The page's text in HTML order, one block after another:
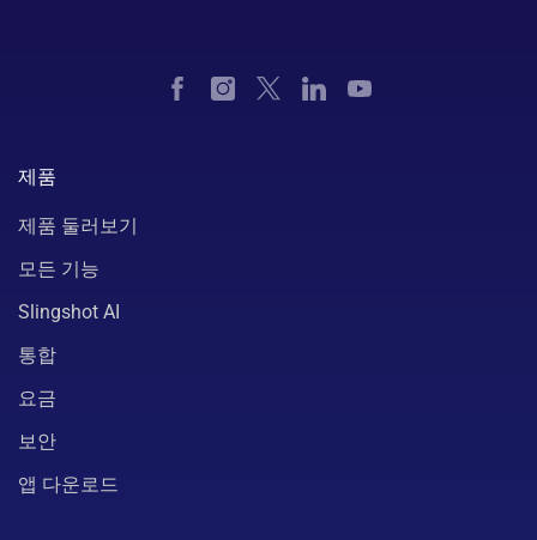
제품
제품 둘러보기
모든 기능
Slingshot AI
통합
요금
보안
앱 다운로드